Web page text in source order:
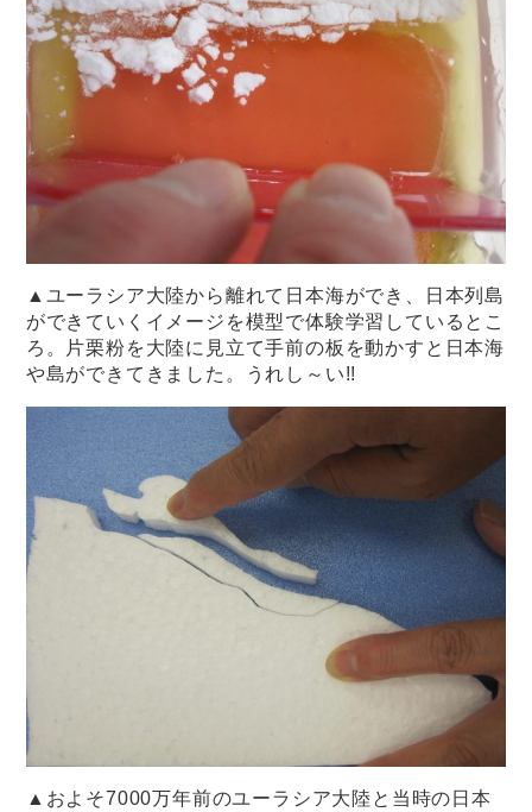
▲ユーラシア大陸から離れて日本海ができ、日本列島
ができていくイメージを模型で体験学習しているとこ
ろ。片栗粉を大陸に見立て手前の板を動かすと日本海
や島ができてきました。うれし～い!!
▲およそ7000万年前のユーラシア大陸と当時の日本